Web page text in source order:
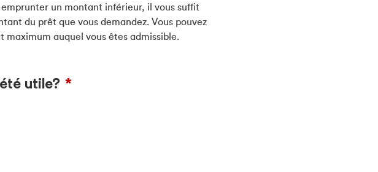
un montant inférieur, il vous suffit
du prêt que vous demandez. Vous pouvez
maximum auquel vous êtes admissible.